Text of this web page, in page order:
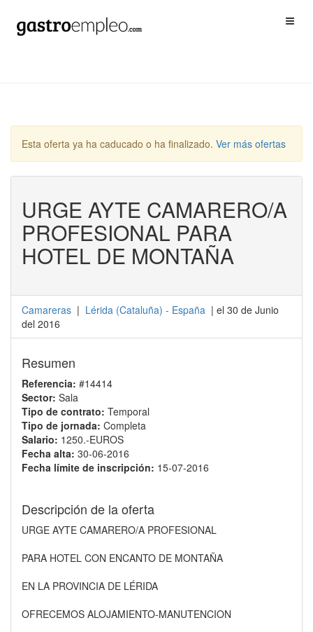
Esta oferta ya ha caducado o ha finalizado. Ver más ofertas
URGE AYTE CAMARERO/A
PROFESIONAL PARA
HOTEL DE MONTAÑA
Camareras | Lérida (Cataluña) - España | el 30 de Junio
del 2016
Resumen
Referencia: #14414
Sector: Sala
Tipo de contrato: Temporal
Tipo de jornada: Completa
Salario: 1250.-EUROS
Fecha alta: 30-06-2016
Fecha límite de inscripción: 15-07-2016
Descripción de la oferta
URGE AYTE CAMARERO/A PROFESIONAL
PARA HOTEL CON ENCANTO DE MONTAÑA
EN LA PROVINCIA DE LÉRIDA
OFRECEMOS ALOJAMIENTO-MANUTENCION